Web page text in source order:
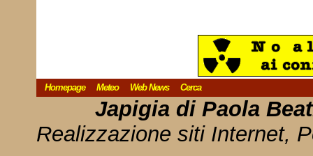
Homepage Meteo Web News Cerca
Japigia di Paola
Realizzazione siti Internet,